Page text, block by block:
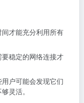
间才能充分利用所有
要稳定的网络连接才
用户可能会发现它们
灵活。